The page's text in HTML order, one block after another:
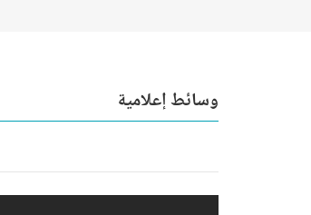
وسائط إعلامية